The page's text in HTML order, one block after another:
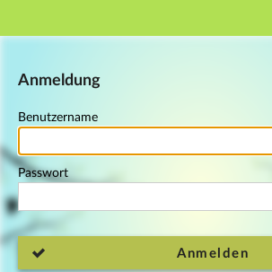
Hauptnavigation
Anmeldung
Benutzername
Passwort
Anmelden